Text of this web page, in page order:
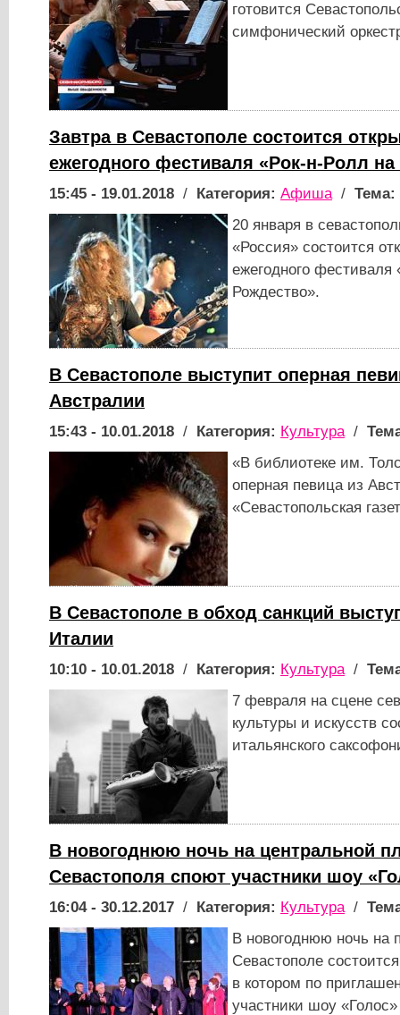
готовится
симфонический
Завтра в Севастополе состоится
ежегодного фестиваля «Рок-н-Ролл
15:45 - 19.01.2018 / Категория: Афиша/ Тема:
20 января в
«Россия» состоится
ежегодного фестиваля
Рождество».
В Севастополе выступит оперная
Австралии
15:43 - 10.01.2018 / Категория: Культура/
«В библиотеке им.
оперная певица из
«Севастопольская
В Севастополе в обход санкций
Италии
10:10 - 10.01.2018 / Категория: Культура/
7 февраля на сцене
культуры и искусств
итальянского
В новогоднюю ночь на центральной
Севастополя споют участники шоу
16:04 - 30.12.2017 / Категория: Культура/
В новогоднюю ночь на
Севастополе
в котором по
участники шоу «Голос»